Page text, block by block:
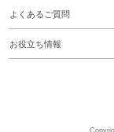
よくあるご質問
お役立ち情報